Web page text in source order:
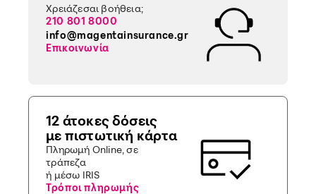
Χρειάζεσαι βοήθεια;
210 801 8000
info@magentainsurance.gr
Επικοινωνία
12 άτοκες δόσεις
με πιστωτική κάρτα
Πληρωμή Online, σε
τράπεζα
ή μέσω IRIS
Τρόποι πληρωμής